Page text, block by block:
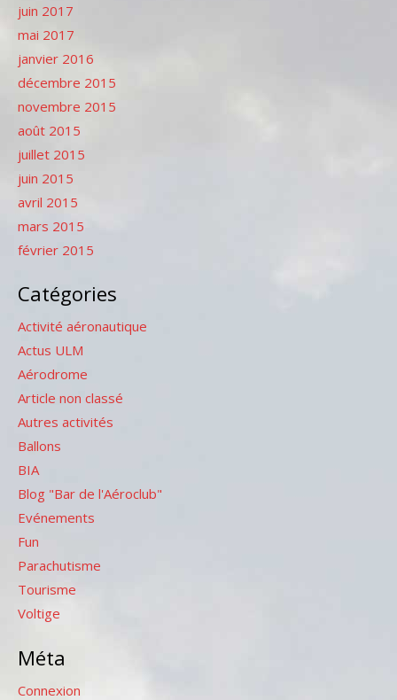
juin 2017
mai 2017
janvier 2016
décembre 2015
novembre 2015
août 2015
juillet 2015
juin 2015
avril 2015
mars 2015
février 2015
Catégories
Activité aéronautique
Actus ULM
Aérodrome
Article non classé
Autres activités
Ballons
BIA
Blog "Bar de l'Aéroclub"
Evénements
Fun
Parachutisme
Tourisme
Voltige
Méta
Connexion